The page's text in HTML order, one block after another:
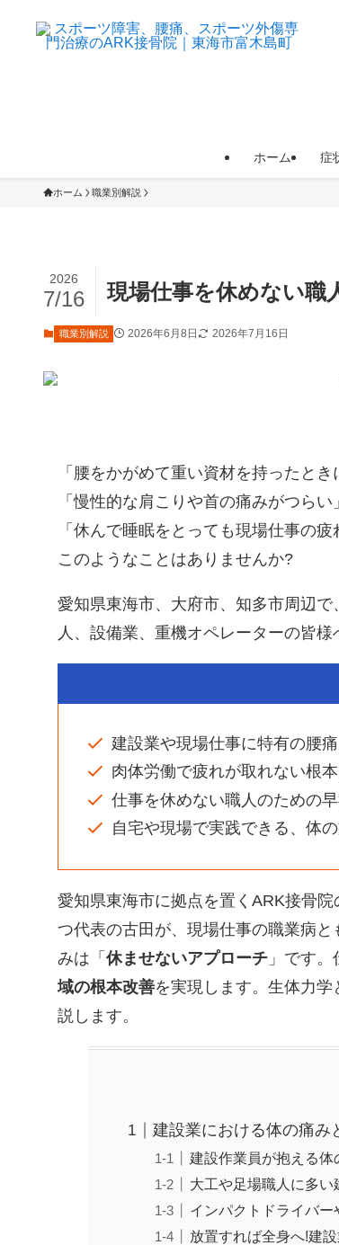
ホーム 症
ホーム 職業別解説
現場仕事を休めない職
2026
7/16
職業別解説 2026年6月8日 2026年7月16日
「腰をかがめて重い資材を持ったとき
「慢性的な肩こりや首の痛みがつらい」
「休んで睡眠をとっても現場仕事の疲
このようなことはありませんか?
愛知県東海市、大府市、知多市周辺
人、設備業、重機オペレーターの皆様
建設業や現場仕事に特有の腰
肉体労働で疲れが取れない根
仕事を休めない職人のための
自宅や現場で実践できる、体
愛知県東海市に拠点を置くARK接骨
つ代表の古田が、現場仕事の職業病
みは「 休ませないアプローチ 」です。
域の根本改善を実現します。生体力
説します。
建設業における体の痛み
建設作業員が抱える体
大工や足場職人に多
インパクトドライバ
放置すれば全身へ!建